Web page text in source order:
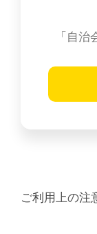
「自
ご利用上の注